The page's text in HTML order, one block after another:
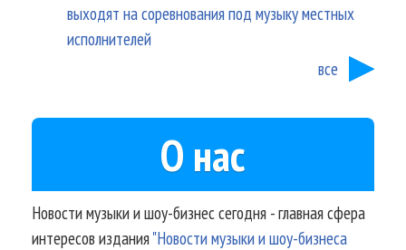
выходят на соревнования под музыку местных
исполнителей
все
О нас
Новости музыки и шоу-бизнес сегодня - главная сфера
интересов издания"Новости музыки и шоу-бизнеса